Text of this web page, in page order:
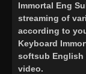
Immortal Eng
streaming of
according to
Keyboard
softsub English
video.